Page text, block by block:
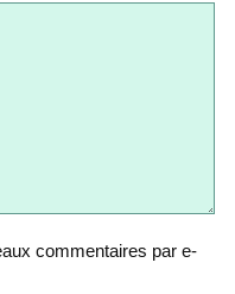
commentaires par e-